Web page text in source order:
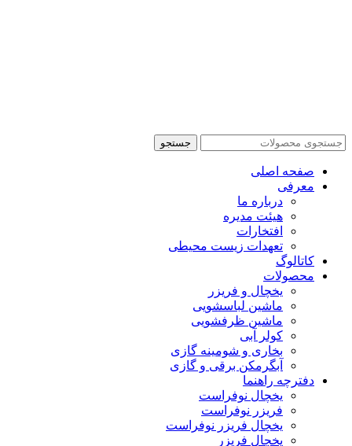
جستجو
صفحه اصلی
معرفی
درباره ما
هیئت مدیره
افتخارات
تعهدات زیست محیطی
کاتالوگ
محصولات
یخچال و فریزر
ماشین لباسشویی
ماشین ظرفشویی
کولر آبی
بخاری و شومینه گازی
آبگرمکن برقی و گازی
دفترچه راهنما
یخچال نوفراست
فریزر نوفراست
یخچال فریزر نوفراست
یخچال فریزر